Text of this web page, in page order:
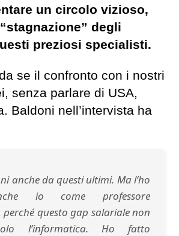
un circolo vizioso,
degli
preziosi specialisti.
se il confronto con i nostri
senza parlare di USA,
Baldoni nell’intervista ha
anche da questi ultimi. Ma l’ho
io come professore
questo gap salariale non
l’informatica. Ho fatto